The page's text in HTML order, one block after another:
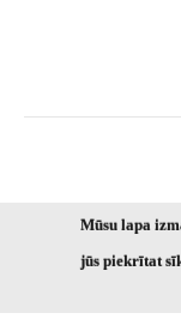
Mūsu lapa
jūs piekrītat